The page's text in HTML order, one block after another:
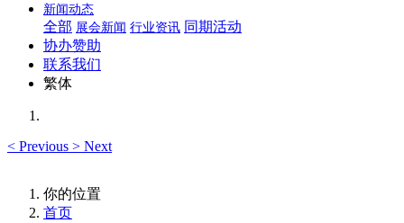
新闻动态
全部 展会新闻 行业资讯 同期活动
协办赞助
联系我们
繁体
< Previous > Next
你的位置
首页